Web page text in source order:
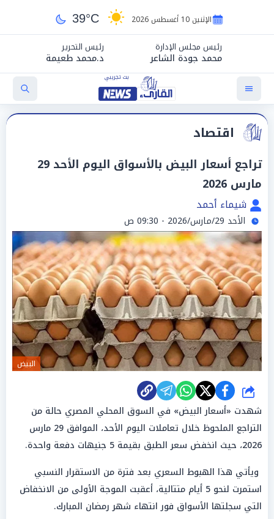
الإثنين 10 أغسطس 2026 39°C
رئيس مجلس الإدارة
محمد جودة الشاعر
رئيس التحرير
د.محمد طعيمة
اقتصاد
تراجع أسعار البيض بالأسواق اليوم الأحد 29
مارس 2026
شيماء أحمد
الأحد 29/مارس/2026 - 09:30 ص
البيض
شارك
شهدت «أسعار البيض» في السوق المحلي المصري حالة من
التراجع الملحوظ خلال تعاملات اليوم الأحد، الموافق 29 مارس
2026، حيث انخفض سعر الطبق بقيمة 5 جنيهات دفعة واحدة.
ويأتي هذا الهبوط السعري بعد فترة من الاستقرار النسبي
استمرت لنحو 5 أيام متتالية، أعقبت الموجة الأولى من الانخفاض
التي سجلتها الأسواق فور انتهاء شهر رمضان المبارك.